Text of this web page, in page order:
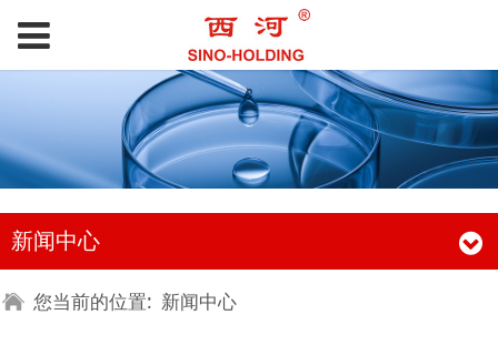
新闻中心
您当前的位置: 新闻中心